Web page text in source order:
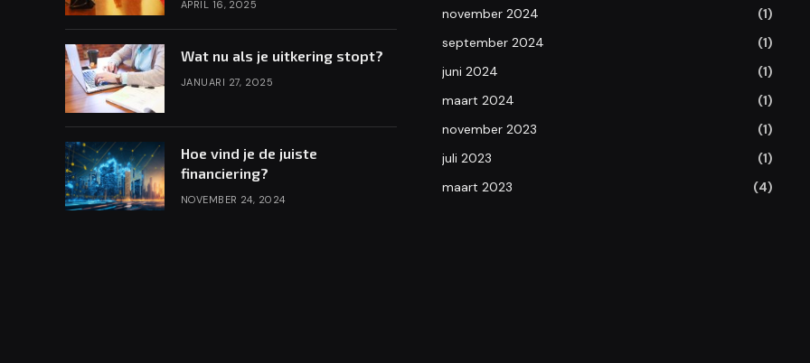
APRIL 16, 2025
Wat nu als je uitkering stopt?
JANUARI 27, 2025
Hoe vind je de juiste
financiering?
NOVEMBER 24, 2024
november 2024
(1)
september 2024
(1)
juni 2024
(1)
maart 2024
(1)
november 2023
(1)
juli 2023
(1)
maart 2023
(4)